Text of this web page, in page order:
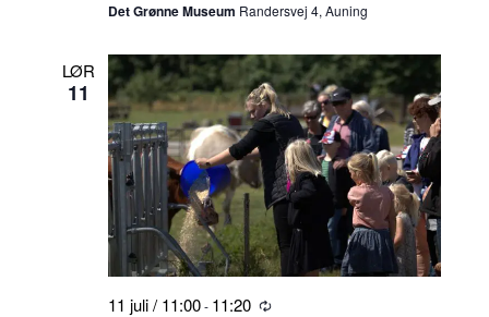
Det Grønne Museum Randersvej 4, Auning
LØR
11
11 juli / 11:00- 11:20 Tilbagevendende